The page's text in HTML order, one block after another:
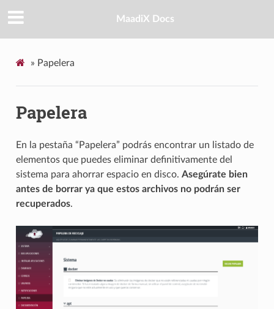
MaadiX Docs
» Papelera
Papelera
En la pestaña “Papelera” podrás encontrar un listado de
elementos que puedes eliminar definitivamente del
sistema para ahorrar espacio en disco. Asegúrate bien
antes de borrar ya que estos archivos no podrán ser
recuperados.